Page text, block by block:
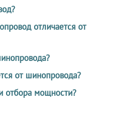
отличается от
от шинопровода?
отбора мощности?